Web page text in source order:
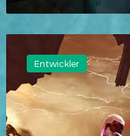
Benjamin
Arnold
kehrt
zurück
Entwickler